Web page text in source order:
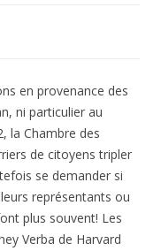
en provenance des
ni particulier au
la Chambre des
de citoyens tripler
se demander si
représentants ou
plus souvent! Les
Verba de Harvard